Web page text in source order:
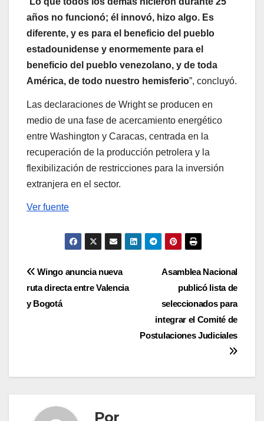
años no funcionó; él innovó, hizo algo. Es
diferente, y es para el beneficio del pueblo
estadounidense y enormemente para el
beneficio del pueblo venezolano, y de toda
América, de todo nuestro hemisferio”, concluyó.
Las declaraciones de Wright se producen en
medio de una fase de acercamiento energético
entre Washington y Caracas, centrada en la
recuperación de la producción petrolera y la
flexibilización de restricciones para la inversión
extranjera en el sector.
Ver fuente
Navegación
de
Asamblea Nacional
publicó lista de
seleccionados para
integrar el Comité de
Postulaciones Judiciales
Wingo anuncia nueva
ruta directa entre Valencia
y Bogotá
Por